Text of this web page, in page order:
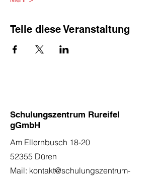
Teile diese Veranstaltung
Schulungszentrum Rureifel
gGmbH
Am Ellernbusch 18-20
52355 Düren
Mail: kontakt@schulungszentrum-